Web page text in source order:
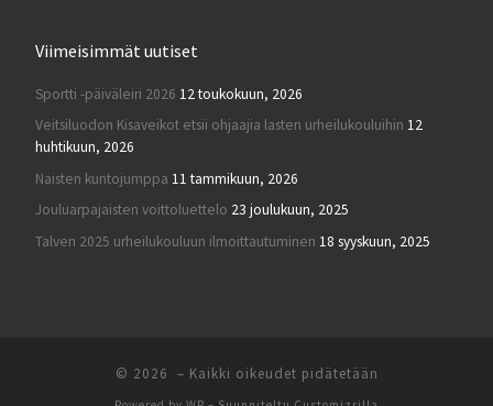
Viimeisimmät uutiset
Sportti -päiväleiri 2026 12 toukokuun, 2026
Veitsiluodon Kisaveikot etsii ohjaajia lasten urheilukouluihin 12
huhtikuun, 2026
Naisten kuntojumppa 11 tammikuun, 2026
Jouluarpajaisten voittoluettelo 23 joulukuun, 2025
Talven 2025 urheilukouluun ilmoittautuminen 18 syyskuun, 2025
© 2026 – Kaikki oikeudet pidätetään